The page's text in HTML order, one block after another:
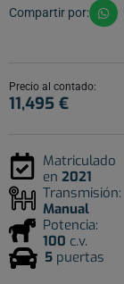
Compartir por:
Precio al contado:
11,495 €
Matriculado
en 2021
Transmisión:
Manual
Potencia:
100 c.v.
5 puertas